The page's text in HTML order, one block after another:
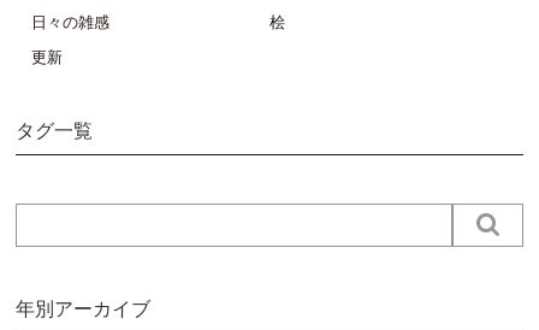
日々の雑感
桧
更新
タグ一覧
年別アーカイブ